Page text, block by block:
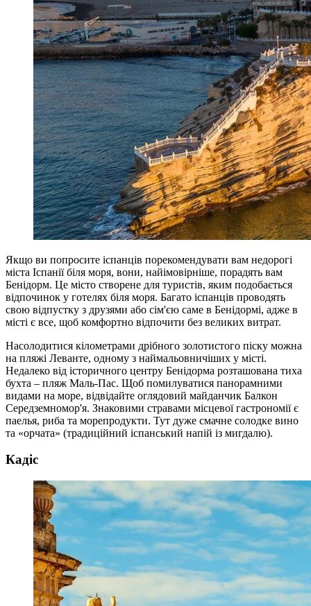
Якщо ви попросите іспанців порекомендувати вам недорогі
міста Іспанії біля моря, вони, найімовірніше, порадять вам
Бенідорм. Це місто створене для туристів, яким подобається
відпочинок у готелях біля моря. Багато іспанців проводять
свою відпустку з друзями або сім'єю саме в Бенідормі, адже в
місті є все, щоб комфортно відпочити без великих витрат.
Насолодитися кілометрами дрібного золотистого піску можна
на пляжі Леванте, одному з наймальовничіших у місті.
Недалеко від історичного центру Бенідорма розташована тиха
бухта – пляж Маль-Пас. Щоб помилуватися панорамними
видами на море, відвідайте оглядовий майданчик Балкон
Середземномор'я. Знаковими стравами місцевої гастрономії є
паелья, риба та морепродукти. Тут дуже смачне солодке вино
та «орчата» (традиційний іспанський напій із мигдалю).
Кадіс